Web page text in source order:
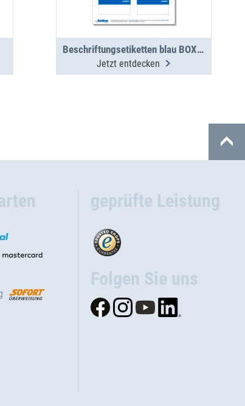
Beschriftungsetiketten blau BOXX/Koffer/Clip 12 St. (1 Bogen)
Jetzt entdecken
geprüfte Leistung
Folgen Sie uns